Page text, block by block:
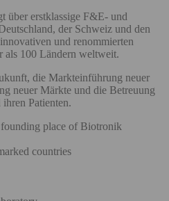
über erstklassige F&E- und
der Schweiz und den
und renommierten
als 100 Ländern weltweit.
die Markteinführung neuer
neuer Märkte und die Betreuung
Patienten.